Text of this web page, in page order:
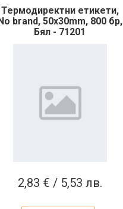
Термодиректни етикети,
brand, 50x30mm, 800 бр,
Бял - 71201
2,83 € / 5,53 лв.